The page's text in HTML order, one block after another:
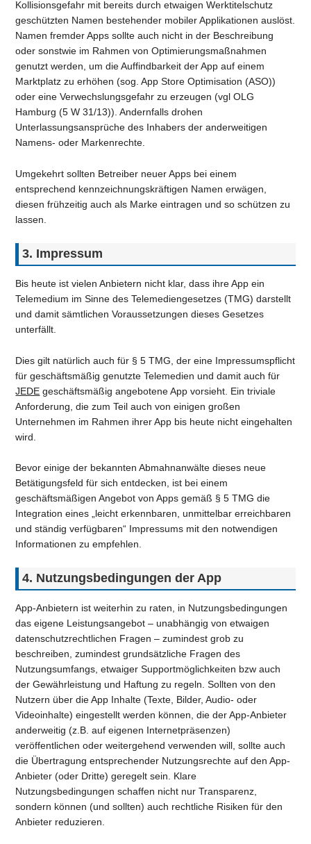
Kollisionsgefahr mit bereits durch etwaigen Werktitelschutz
geschützten Namen bestehender mobiler Applikationen auslöst.
Namen fremder Apps sollte auch nicht in der Beschreibung
oder sonstwie im Rahmen von Optimierungsmaßnahmen
genutzt werden, um die Auffindbarkeit der App auf einem
Marktplatz zu erhöhen (sog. App Store Optimisation (ASO))
oder eine Verwechslungsgefahr zu erzeugen (vgl OLG
Hamburg (5 W 31/13)). Andernfalls drohen
Unterlassungsansprüche des Inhabers der anderweitigen
Namens- oder Markenrechte.
Umgekehrt sollten Betreiber neuer Apps bei einem
entsprechend kennzeichnungskräftigen Namen erwägen,
diesen frühzeitig auch als Marke eintragen und so schützen zu
lassen.
3. Impressum
Bis heute ist vielen Anbietern nicht klar, dass ihre App ein
Telemedium im Sinne des Telemediengesetzes (TMG) darstellt
und damit sämtlichen Voraussetzungen dieses Gesetzes
unterfällt.
Dies gilt natürlich auch für § 5 TMG, der eine Impressumspflicht
für geschäftsmäßig genutzte Telemedien und damit auch für
JEDE geschäftsmäßig angebotene App vorsieht. Ein triviale
Anforderung, die zum Teil auch von einigen großen
Unternehmen im Rahmen ihrer App bis heute nicht eingehalten
wird.
Bevor einige der bekannten Abmahnanwälte dieses neue
Betätigungsfeld für sich entdecken, ist bei einem
geschäftsmäßigen Angebot von Apps gemäß § 5 TMG die
Integration eines „leicht erkennbaren, unmittelbar erreichbaren
und ständig verfügbaren“ Impressums mit den notwendigen
Informationen zu empfehlen.
4. Nutzungsbedingungen der App
App-Anbietern ist weiterhin zu raten, in Nutzungsbedingungen
das eigene Leistungsangebot – unabhängig von etwaigen
datenschutzrechtlichen Fragen – zumindest grob zu
beschreiben, zumindest grundsätzliche Fragen des
Nutzungsumfangs, etwaiger Supportmöglichkeiten bzw auch
der Gewährleistung und Haftung zu regeln. Sollten von den
Nutzern über die App Inhalte (Texte, Bilder, Audio- oder
Videoinhalte) eingestellt werden können, die der App-Anbieter
anderweitig (z.B. auf eigenen Internetpräsenzen)
veröffentlichen oder weitergehend verwenden will, sollte auch
die Übertragung entsprechender Nutzungsrechte auf den App-
Anbieter (oder Dritte) geregelt sein. Klare
Nutzungsbedingungen schaffen nicht nur Transparenz,
sondern können (und sollten) auch rechtliche Risiken für den
Anbieter reduzieren.